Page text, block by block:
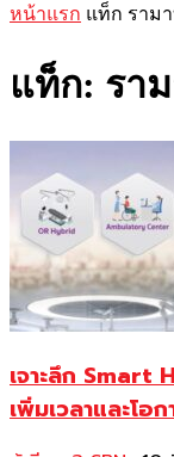
หน้าแรก แท็ก ราม
แท็ก: รา
เจาะลึก Smart
เพิ่มเวลาและโอ